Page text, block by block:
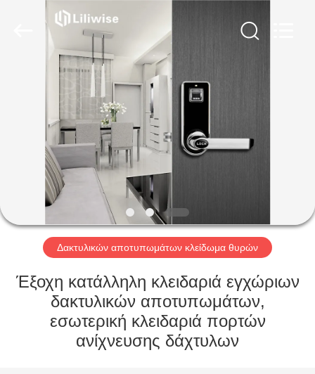
ΠΡΟΪΌΝΤΑ
ΠΕΡΊΠΟΥ
ΕΜΕΊΣ
ΓΎΡΟΣ
ΕΡΓΟΣΤΑΣΊΩΝ
ΠΟΙΟΤΙΚΌΣ
ΈΛΕΓΧΟΣ
Δακτυλικών αποτυπωμάτων κλείδωμα θυρών
Έξοχη κατάλληλη κλειδαριά εγχώριων
δακτυλικών αποτυπωμάτων,
εσωτερική κλειδαριά πορτών
ανίχνευσης δάχτυλων